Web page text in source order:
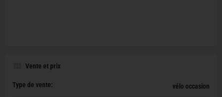
Vente et prix
Type de vente: vélo occasion